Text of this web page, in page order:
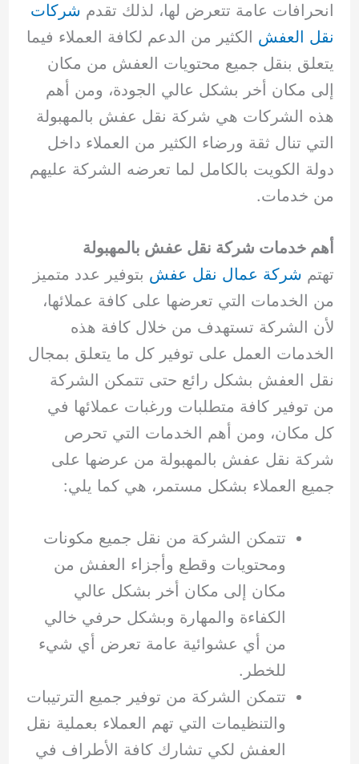
انحرافات عامة تتعرض لها، لذلك تقدم شركات
نقل العفش الكثير من الدعم لكافة العملاء فيما
يتعلق بنقل جميع محتويات العفش من مكان
إلى مكان أخر بشكل عالي الجودة، ومن أهم
هذه الشركات هي شركة نقل عفش بالمهبولة
التي تنال ثقة ورضاء الكثير من العملاء داخل
دولة الكويت بالكامل لما تعرضه الشركة عليهم
من خدمات.
أهم خدمات شركة نقل عفش بالمهبولة
تهتم شركة عمال نقل عفش بتوفير عدد متميز
من الخدمات التي تعرضها على كافة عملائها،
لأن الشركة تستهدف من خلال كافة هذه
الخدمات العمل على توفير كل ما يتعلق بمجال
نقل العفش بشكل رائع حتى تتمكن الشركة
من توفير كافة متطلبات ورغبات عملائها في
كل مكان، ومن أهم الخدمات التي تحرص
شركة نقل عفش بالمهبولة من عرضها على
جميع العملاء بشكل مستمر، هي كما يلي:
تتمكن الشركة من نقل جميع مكونات
ومحتويات وقطع وأجزاء العفش من
مكان إلى مكان أخر بشكل عالي
الكفاءة والمهارة وبشكل حرفي خالي
من أي عشوائية عامة تعرض أي شيء
للخطر.
تتمكن الشركة من توفير جميع الترتيبات
والتنظيمات التي تهم العملاء بعملية نقل
العفش لكي تشارك كافة الأطراف في